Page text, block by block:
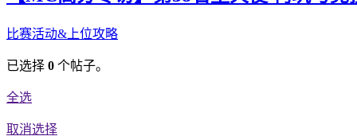
比赛活动&上位攻略
已选择 0 个帖子。
全选
取消选择